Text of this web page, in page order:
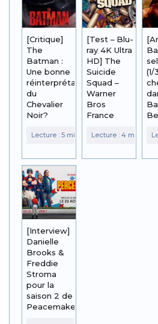
[Critique]
The
Batman :
Une bonne
réinterprétation
du
Chevalier
Noir?
[Test – Blu-
ray 4K Ultra
HD] The
Suicide
Squad –
Warner
Bros
France
(1/
[Interview]
Danielle
Brooks &
Freddie
Stroma
pour la
saison 2 de
Peacemaker